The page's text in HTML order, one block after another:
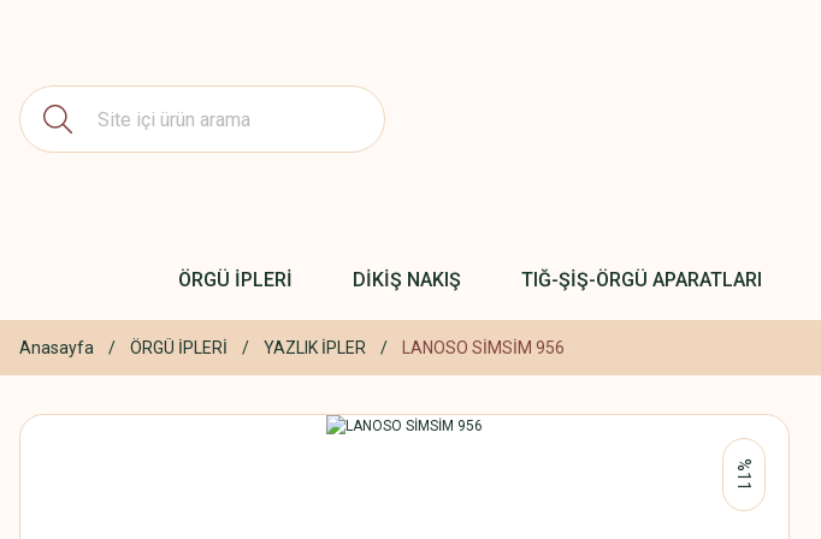
ÖRGÜ İPLERİ DİKİŞ NAKIŞ TIĞ-ŞİŞ-ÖRGÜ APARATLARI
Anasayfa ÖRGÜ İPLERİ YAZLIK İPLER LANOSO SİMSİM 956
%11